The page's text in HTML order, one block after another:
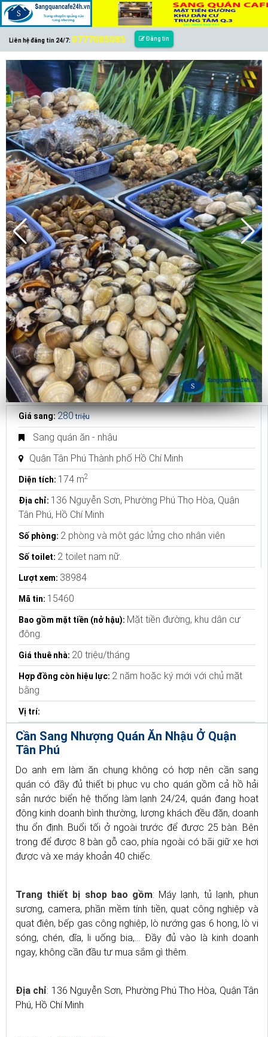
Liên hệ đăng tin 24/7: 0777085085 Đăng tin
Giá sang:280triệu
Sang quán ăn - nhậu
Quận Tân Phú Thành phố Hồ Chí Minh
Diện tích: 174 m2
Địa chỉ: 136 Nguyễn Sơn, Phường Phú Thọ Hòa, Quận
Tân Phú, Hồ Chí Minh
Số phòng: 2 phòng và một gác lửng cho nhân viên
Số toilet: 2 toilet nam nữ.
Lượt xem: 38984
Mã tin: 15460
Bao gồm mặt tiền (nở hậu): Mặt tiền đường, khu dân cư
đông.
Giá thuê nhà: 20 triệu/tháng
Hợp đồng còn hiệu lực: 2 năm hoặc ký mới với chủ mặt
bằng
Vị trí:
Cần Sang Nhượng Quán Ăn Nhậu Ở Quận
Tân Phú
Do anh em làm ăn chung không có hợp nên cần sang
quán có đầy đủ thiết bị phục vụ cho quán gồm cả hồ hải
sản nước biển hệ thống làm lạnh 24/24, quán đang hoạt
động kinh doanh bình thường, lượng khách đều đặn, doanh
thu ổn định. Buổi tối ở ngoài trước để được 25 bàn. Bên
trong để được 8 bàn gỗ cao, phía ngoài có bãi giữ xe hơi
được và xe máy khoản 40 chiếc.
Trang thiết bị shop bao gồm: Máy lạnh, tủ lạnh, phun
sương, camera, phần mềm tính tiền, quạt công nghiệp và
quạt điện, bếp gas công nghiệp, lò nướng gas 6 họng, lò vi
sóng, chén, dĩa, li uống bia,… Đầy đủ vào là kinh doanh
ngay, không cần đầu tư mua sắm gì thêm.
Địa chỉ: 136 Nguyễn Sơn, Phường Phú Thọ Hòa, Quận Tân
Phú, Hồ Chí Minh